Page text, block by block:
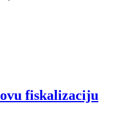
fiskalizaciju